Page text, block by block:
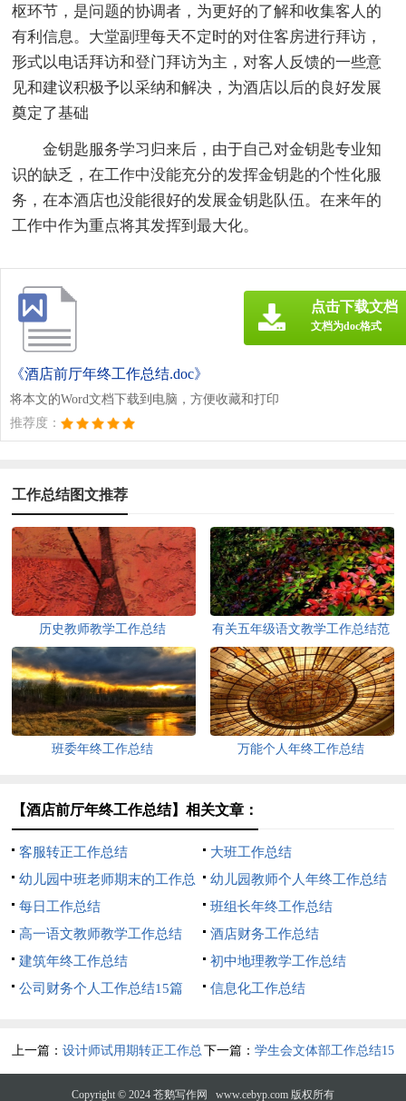
枢环节，是问题的协调者，为更好的了解和收集客人的
有利信息。大堂副理每天不定时的对住客房进行拜访，
形式以电话拜访和登门拜访为主，对客人反馈的一些意
见和建议积极予以采纳和解决，为酒店以后的良好发展
奠定了基础
金钥匙服务学习归来后，由于自己对金钥匙专业知
识的缺乏，在工作中没能充分的发挥金钥匙的个性化服
务，在本酒店也没能很好的发展金钥匙队伍。在来年的
工作中作为重点将其发挥到最大化。
《酒店前厅年终工作总结.doc》
将本文的Word文档下载到电脑，方便收藏和打印
推荐度：
点击下载文档
文档为doc格式
工作总结图文推荐
历史教师教学工作总结
有关五年级语文教学工作总结范
文
班委年终工作总结 万能个人年终工作总结
【酒店前厅年终工作总结】相关文章：
客服转正工作总结
大班工作总结
幼儿园中班老师期末的工作总
结
幼儿园教师个人年终工作总结
每日工作总结
班组长年终工作总结
高一语文教师教学工作总结
酒店财务工作总结
建筑年终工作总结
初中地理教学工作总结
公司财务个人工作总结15篇
信息化工作总结
上一篇：设计师试用期转正工作总 下一篇： 学生会文体部工作总结15
Copyright © 2024 苍鹅写作网 www.cebyp.com 版权所有